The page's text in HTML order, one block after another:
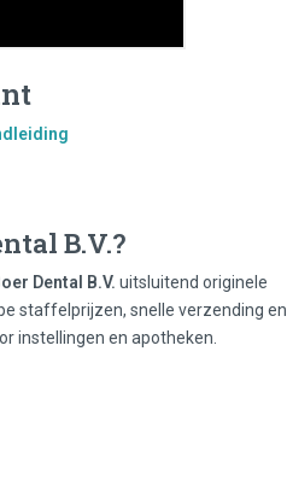
B.V.?
Dental B.V. uitsluitend originele
staffelprijzen, snelle verzending en
instellingen en apotheken.